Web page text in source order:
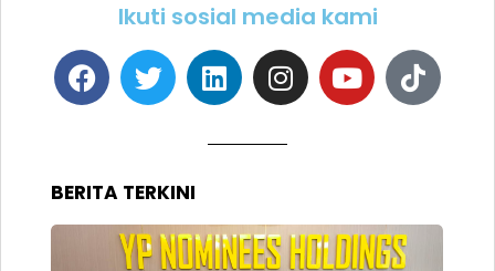
Ikuti sosial media kami
BERITA TERKINI